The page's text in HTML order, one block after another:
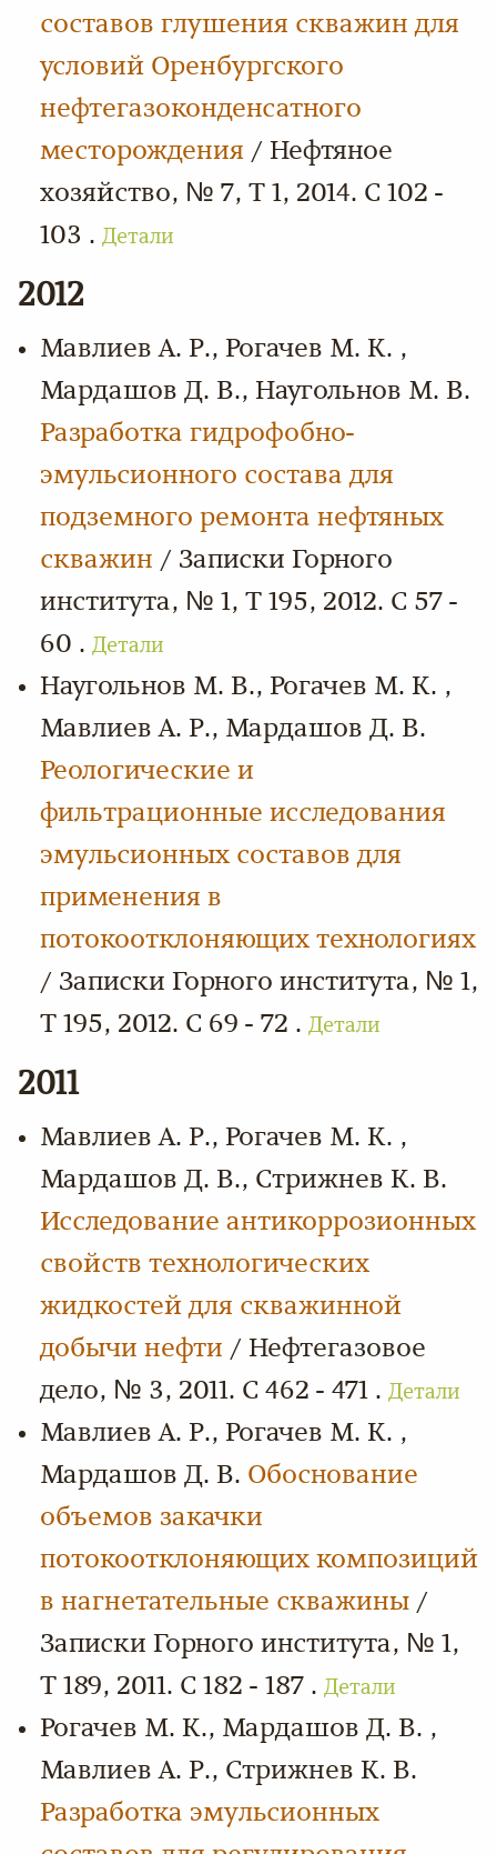
составов глушения скважин для
условий Оренбургского
нефтегазоконденсатного
месторождения / Нефтяное
хозяйство, № 7, Т 1, 2014. С 102 -
103 . Детали
2012
Мавлиев А. Р., Рогачев М. К. ,
Мардашов Д. В., Наугольнов М. В.
Разработка гидрофобно-
эмульсионного состава для
подземного ремонта нефтяных
скважин / Записки Горного
института, № 1, Т 195, 2012. С 57 -
60 . Детали
Наугольнов М. В., Рогачев М. К. ,
Мавлиев А. Р., Мардашов Д. В.
Реологические и
фильтрационные исследования
эмульсионных составов для
применения в
потокоотклоняющих технологиях
/ Записки Горного института, № 1,
Т 195, 2012. С 69 - 72 . Детали
2011
Мавлиев А. Р., Рогачев М. К. ,
Мардашов Д. В., Стрижнев К. В.
Исследование антикоррозионных
свойств технологических
жидкостей для скважинной
добычи нефти / Нефтегазовое
дело, № 3, 2011. С 462 - 471 . Детали
Мавлиев А. Р., Рогачев М. К. ,
Мардашов Д. В. Обоснование
объемов закачки
потокоотклоняющих композиций
в нагнетательные скважины /
Записки Горного института, № 1,
Т 189, 2011. С 182 - 187 . Детали
Рогачев М. К., Мардашов Д. В. ,
Мавлиев А. Р., Стрижнев К. В.
Разработка эмульсионных